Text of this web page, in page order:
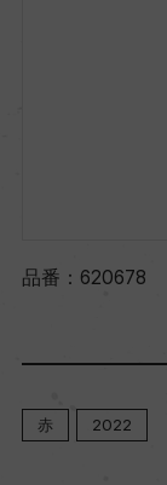
品番： 620678
赤 2022